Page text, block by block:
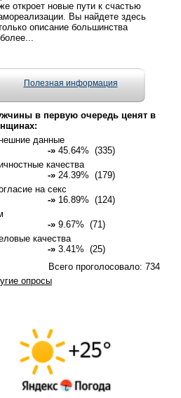
откроет новые пути к счастью
Вы найдете здесь
описание большинства
Полезная информация
в первую очередь ценят в
данные
-» 45.64% (335)
качества
-» 24.39% (179)
на секс
-» 16.89% (124)
-» 9.67% (71)
качества
-» 3.41% (25)
Всего проголосовало: 734
опросы